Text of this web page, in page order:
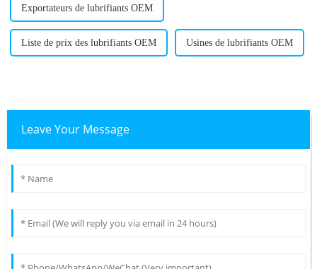
Exportateurs de lubrifiants OEM
Liste de prix des lubrifiants OEM Usines de lubrifiants OEM
Leave Your Message